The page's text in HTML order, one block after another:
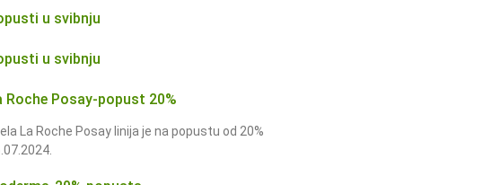
u svibnju
u svibnju
Roche Posay-popust 20%
La Roche Posay linija je na popustu od 20%